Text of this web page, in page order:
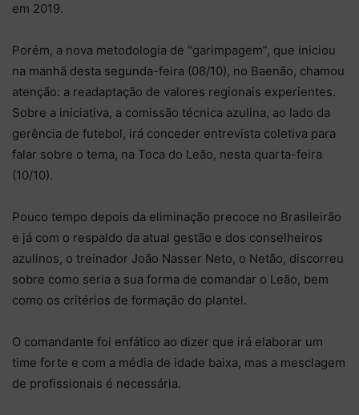
em 2019.
Porém, a nova metodologia de “garimpagem”, que iniciou
na manhã desta segunda-feira (08/10), no Baenão, chamou
atenção: a readaptação de valores regionais experientes.
Sobre a iniciativa, a comissão técnica azulina, ao lado da
gerência de futebol, irá conceder entrevista coletiva para
falar sobre o tema, na Toca do Leão, nesta quarta-feira
(10/10).
Pouco tempo depois da eliminação precoce no Brasileirão
e já com o respaldo da atual gestão e dos conselheiros
azulinos, o treinador João Nasser Neto, o Netão, discorreu
sobre como seria a sua forma de comandar o Leão, bem
como os critérios de formação do plantel.
O comandante foi enfático ao dizer que irá elaborar um
time forte e com a média de idade baixa, mas a mesclagem
de profissionais é necessária.